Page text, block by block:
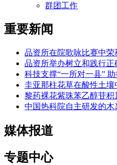
群团工作
重要新闻
品资所在院歌咏比赛中荣
品资所举办树立和践行
科技支撑“一所对一县”
圭亚那柱花草在酸性土壤
黎药裸花紫珠苯乙醇苷
中国热科院自主研发的
媒体报道
专题中心